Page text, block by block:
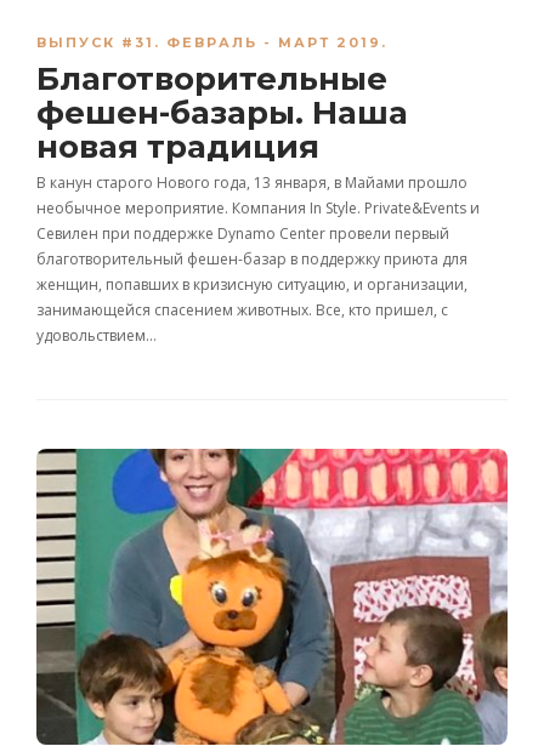
ВЫПУСК #31. ФЕВРАЛЬ - МАРТ 2019.
Благотворительные
фешен-базары. Наша
новая традиция
В канун старого Нового года, 13 января, в Майами прошло
необычное мероприятие. Компания In Style. Private&Events и
Севилен при поддержке Dynamo Center провели первый
благотворительный фешен-базар в поддержку приюта для
женщин, попавшиx в кризисную ситуацию, и организации,
занимающейся спасением животныx. Все, кто пришел, с
удовольствием…